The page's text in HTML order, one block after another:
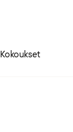
Kokoukset